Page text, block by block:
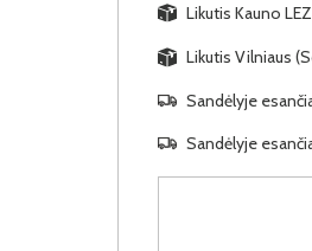
Likutis Kauno
Likutis Vilniaus
Sandėlyje
Sandėlyje